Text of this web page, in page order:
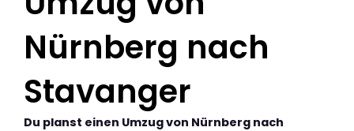
Nürnberg nach
Stavanger
Du planst einen Umzug von Nürnberg nach